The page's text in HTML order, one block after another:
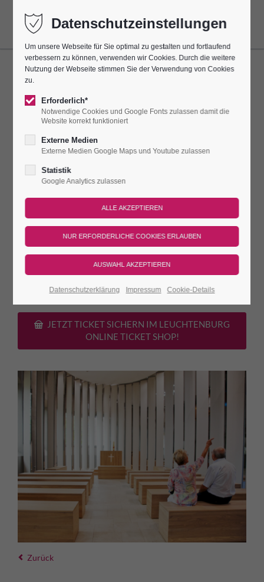
Datenschutzeinstellungen
Um unsere Webseite für Sie optimal zu gestalten und fortlaufend
verbessern zu können, verwenden wir Cookies. Durch die weitere
Nutzung der Webseite stimmen Sie der Verwendung von Cookies
zu.
Erforderlich*
Notwendige Cookies und Google Fonts zulassen damit die
Website korrekt funktioniert
Externe Medien
Externe Medien Google Maps und Youtube zulassen
Statistik
Google Analytics zulassen
Datenschutzerklärung Impressum Cookie-Details
ORGELSPIEL
Dieser Termin wiederholt sich alle 7 Tage bis zum 29.11.2026
und findet das nächste Mal am01.11.2026 14:00–14:30statt.
IMMER SONNTAGS ERKLINGT DIE
STEINMEYER-ORGEL
Immer sonntags erklingt die Steinmeyer-Orgel jeweils für eine
halbe Stunde für unsere Burggäste in der einzigartigen
Porzellan-Kirche. Organisten der Region zeigen ihr Können!
Dauer Preis
Kirche
ca. 30
Min.
JETZT TICKET SICHERN IM LEUCHTENBURG
ONLINE TICKET SHOP!
Zurück